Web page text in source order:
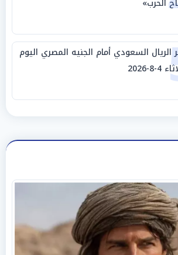
الحرب»
السعودي أمام الجنيه المصري اليوم
8-2026